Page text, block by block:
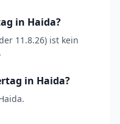
in Haida?
11.8.26) ist kein
in Haida?